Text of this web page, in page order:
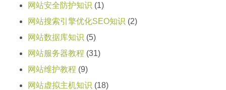
网站安全防护知识 (1)
网站搜索引擎优化SEO知识 (2)
网站数据库知识 (5)
网站服务器教程 (31)
网站维护教程 (9)
网站虚拟主机知识 (18)